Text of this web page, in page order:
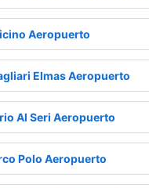
Aeropuerto
Elmas Aeropuerto
Al Seri Aeropuerto
Polo Aeropuerto